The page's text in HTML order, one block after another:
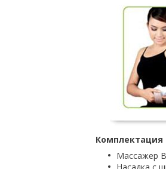
Комплектация
Массажер
Насадка с